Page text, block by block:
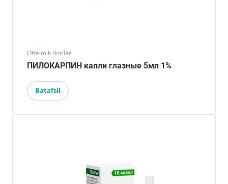
Oftalmik dorilar
ПИЛОКАРПИН капли глазные 5мл 1%
Batafsil